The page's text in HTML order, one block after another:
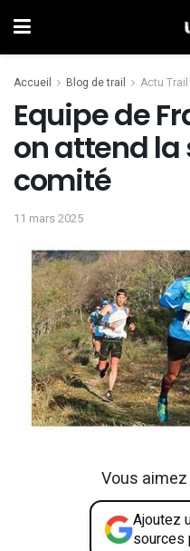
Accueil Blog de trail Actu Trail
Equipe de
on attend la
comité
11 mars 2025
Vous
Ajoutez
sources